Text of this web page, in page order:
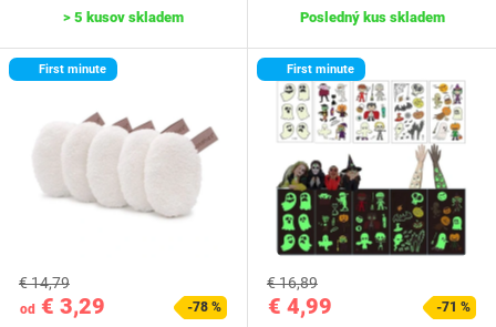
> 5 kusov skladem Posledný kus skladem
First minute
od € 3,29
€ 14,79
-78 %
First minute
€ 4,99
€ 16,89
-71 %